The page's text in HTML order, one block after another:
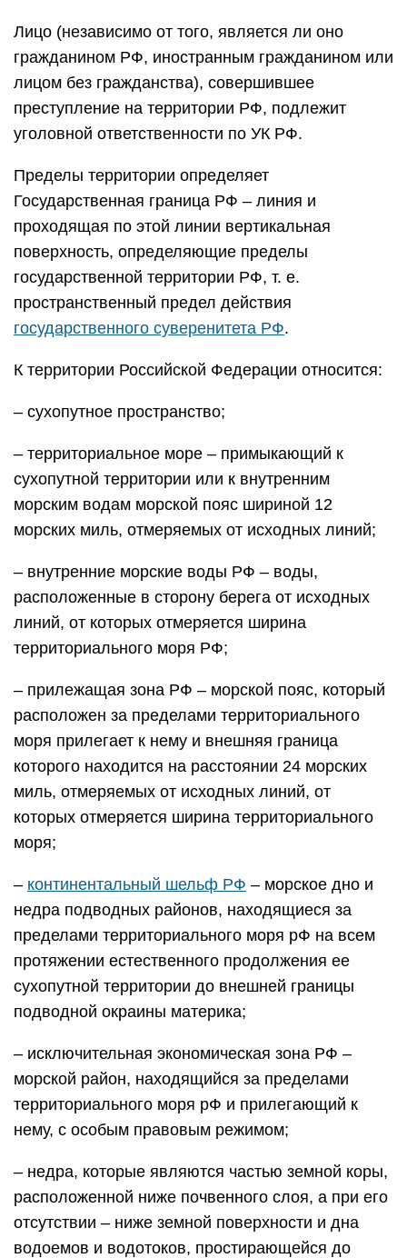
Лицо (независимо от того, является ли оно
гражданином РФ, иностранным гражданином или
лицом без гражданства), совершившее
преступление на территории РФ, подлежит
уголовной ответственности по УК РФ.
Пределы территории определяет
Государственная граница РФ – линия и
проходящая по этой линии вертикальная
поверхность, определяющие пределы
государственной территории РФ, т. е.
пространственный предел действия
государственного суверенитета РФ.
К территории Российской Федерации относится:
– сухопутное пространство;
– территориальное море – примыкающий к
сухопутной территории или к внутренним
морским водам морской пояс шириной 12
морских миль, отмеряемых от исходных линий;
– внутренние морские воды РФ – воды,
расположенные в сторону берега от исходных
линий, от которых отмеряется ширина
территориального моря РФ;
– прилежащая зона РФ – морской пояс, который
расположен за пределами территориального
моря прилегает к нему и внешняя граница
которого находится на расстоянии 24 морских
миль, отмеряемых от исходных линий, от
которых отмеряется ширина территориального
моря;
– континентальный шельф РФ – морское дно и
недра подводных районов, находящиеся за
пределами территориального моря рФ на всем
протяжении естественного продолжения ее
сухопутной территории до внешней границы
подводной окраины материка;
– исключительная экономическая зона РФ –
морской район, находящийся за пределами
территориального моря рФ и прилегающий к
нему, с особым правовым режимом;
– недра, которые являются частью земной коры,
расположенной ниже почвенного слоя, а при его
отсутствии – ниже земной поверхности и дна
водоемов и водотоков, простирающейся до